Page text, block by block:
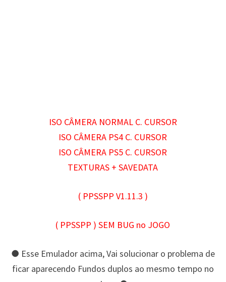
ISO CÂMERA NORMAL C. CURSOR
ISO CÂMERA PS4 C. CURSOR
ISO CÂMERA PS5 C. CURSOR
TEXTURAS + SAVEDATA
( PPSSPP V1.11.3 )
( PPSSPP ) SEM BUG no JOGO
● Esse Emulador acima, Vai solucionar o problema de
ficar aparecendo Fundos duplos ao mesmo tempo no